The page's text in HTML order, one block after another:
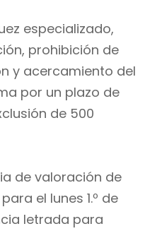
especializado,
prohibición de
y acercamiento del
por un plazo de
de 500
de valoración de
el lunes 1.º de
letrada para